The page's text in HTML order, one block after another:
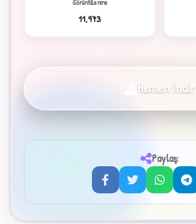
Görüntülenme
11,973
Hemen İndir
Paylaş: